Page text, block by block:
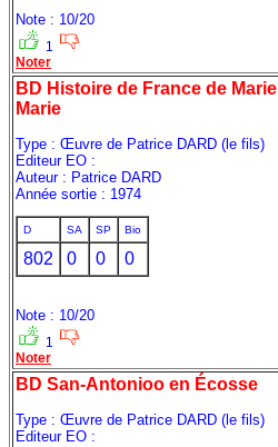
Note : 10/20
1
Noter
BD Histoire de France de Marie
Marie
Type : Œuvre de Patrice DARD (le fils)
Editeur EO :
Auteur : Patrice DARD
Année sortie : 1974
D SA SP Bio
802 0 0 0
Note : 10/20
1
Noter
BD San-Antonioo en Écosse
Type : Œuvre de Patrice DARD (le fils)
Editeur EO :